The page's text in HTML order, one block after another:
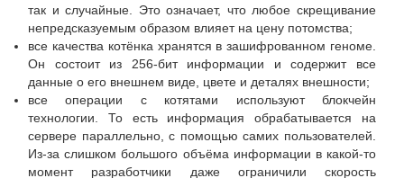
так и случайные. Это означает, что любое скрещивание
непредсказуемым образом влияет на цену потомства;
все качества котёнка хранятся в зашифрованном геноме.
Он состоит из 256-бит информации и содержит все
данные о его внешнем виде, цвете и деталях внешности;
все операции с котятами используют блокчейн
технологии. То есть информация обрабатывается на
сервере параллельно, с помощью самих пользователей.
Из-за слишком большого объёма информации в какой-то
момент разработчики даже ограничили скорость